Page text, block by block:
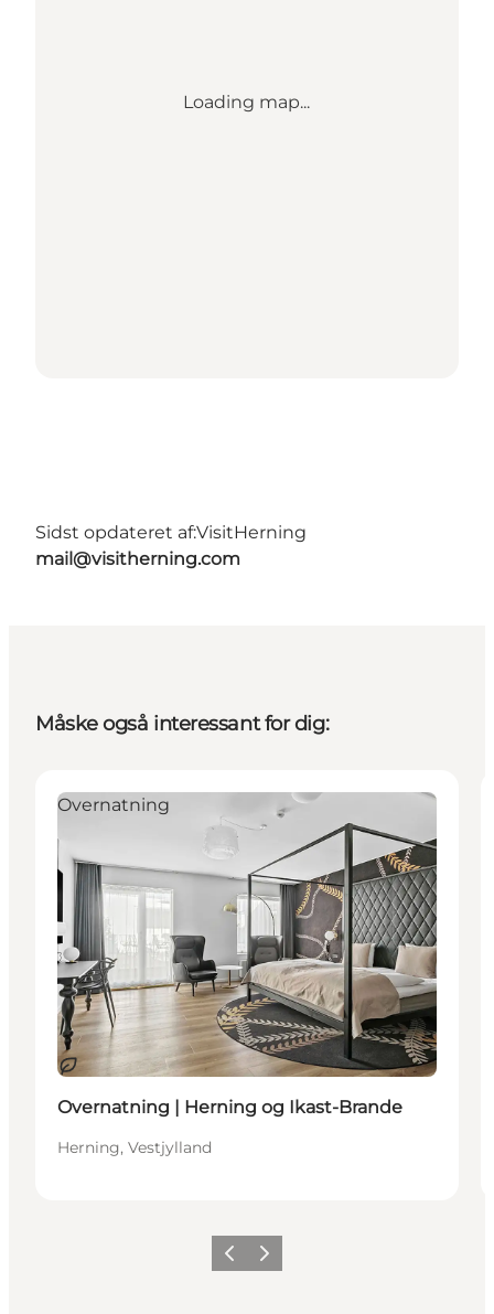
Loading map...
Sidst opdateret af:VisitHerning
mail@visitherning.com
Måske også interessant for dig:
Bæredygtige oplevelser
Overnatning
Overnatning | Herning og Ikast-Brande
Herning, Vestjylland
Forrige billede
Næste billede